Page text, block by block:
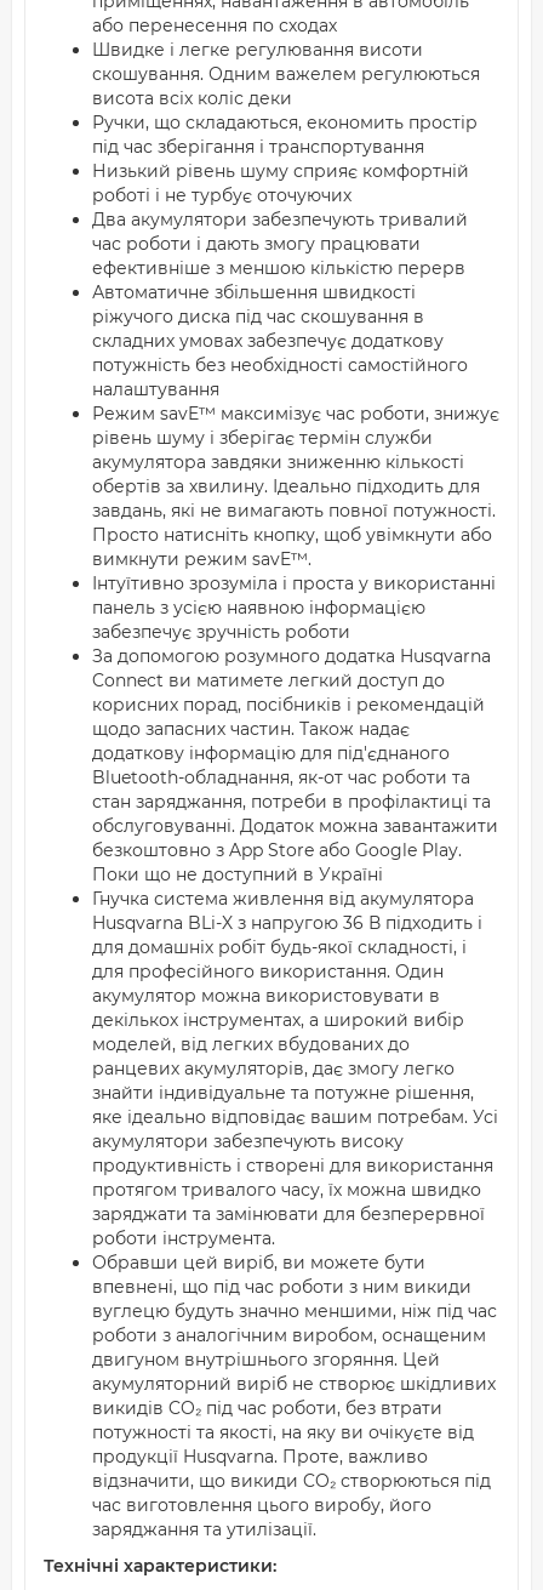
або перенесення по сходах
Швидке і легке регулювання висоти
скошування. Одним важелем регулюються
висота всіх коліс деки
Ручки, що складаються, економить простір
під час зберігання і транспортування
Низький рівень шуму сприяє комфортній
роботі і не турбує оточуючих
Два акумулятори забезпечують тривалий
час роботи і дають змогу працювати
ефективніше з меншою кількістю перерв
Автоматичне збільшення швидкості
ріжучого диска під час скошування в
складних умовах забезпечує додаткову
потужність без необхідності самостійного
налаштування
Режим savE™ максимізує час роботи, знижує
рівень шуму і зберігає термін служби
акумулятора завдяки зниженню кількості
обертів за хвилину. Ідеально підходить для
завдань, які не вимагають повної потужності.
Просто натисніть кнопку, щоб увімкнути або
вимкнути режим savE™.
Інтуїтивно зрозуміла і проста у використанні
панель з усією наявною інформацією
забезпечує зручність роботи
За допомогою розумного додатка Husqvarna
Connect ви матимете легкий доступ до
корисних порад, посібників і рекомендацій
щодо запасних частин. Також надає
додаткову інформацію для під'єднаного
Bluetooth-обладнання, як-от час роботи та
стан заряджання, потреби в профілактиці та
обслуговуванні. Додаток можна завантажити
безкоштовно з App Store або Google Play.
Поки що не доступний в Україні
Гнучка система живлення від акумулятора
Husqvarna BLi-X з напругою 36 В підходить і
для домашніх робіт будь-якої складності, і
для професійного використання. Один
акумулятор можна використовувати в
декількох інструментах, а широкий вибір
моделей, від легких вбудованих до
ранцевих акумуляторів, дає змогу легко
знайти індивідуальне та потужне рішення,
яке ідеально відповідає вашим потребам. Усі
акумулятори забезпечують високу
продуктивність і створені для використання
протягом тривалого часу, їх можна швидко
заряджати та замінювати для безперервної
роботи інструмента.
Обравши цей виріб, ви можете бути
впевнені, що під час роботи з ним викиди
вуглецю будуть значно меншими, ніж під час
роботи з аналогічним виробом, оснащеним
двигуном внутрішнього згоряння. Цей
акумуляторний виріб не створює шкідливих
викидів CO₂ під час роботи, без втрати
потужності та якості, на яку ви очікуєте від
продукції Husqvarna. Проте, важливо
відзначити, що викиди CO₂ створюються під
час виготовлення цього виробу, його
заряджання та утилізації.
Технічні характеристики: